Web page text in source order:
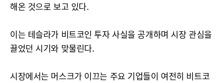
해온 것으로 보고 있다.
이는 테슬라가 비트코인 투자 사실을 공개하며 시장 관심을
끌었던 시기와 맞물린다.
시장에서는 머스크가 이끄는 주요 기업들이 여전히 비트코